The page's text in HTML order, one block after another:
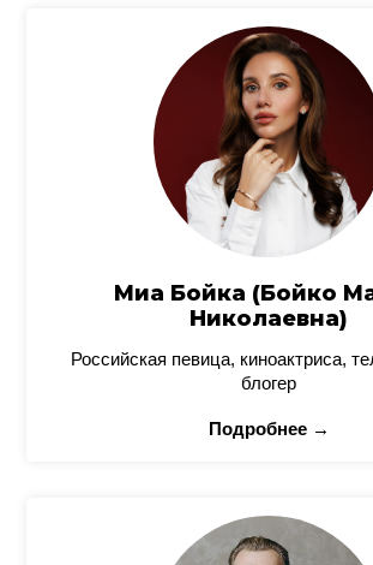
Миа Бойка (Бойко
Николаевна)
Российская певица, киноактриса,
блогер
Подробнее →